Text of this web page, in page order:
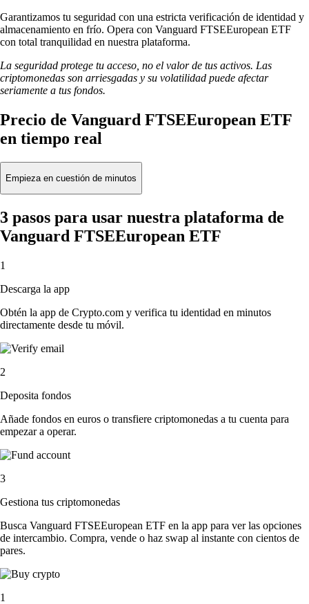
Garantizamos tu seguridad con una estricta verificación de identidad y
almacenamiento en frío. Opera con Vanguard FTSEEuropean ETF
con total tranquilidad en nuestra plataforma.
La seguridad protege tu acceso, no el valor de tus activos. Las
criptomonedas son arriesgadas y su volatilidad puede afectar
seriamente a tus fondos.
Precio de Vanguard FTSEEuropean ETF
en tiempo real
Empieza en cuestión de minutos
3 pasos para usar nuestra plataforma de
Vanguard FTSEEuropean ETF
1
Descarga la app
Obtén la app de Crypto.com y verifica tu identidad en minutos
directamente desde tu móvil.
2
Deposita fondos
Añade fondos en euros o transfiere criptomonedas a tu cuenta para
empezar a operar.
3
Gestiona tus criptomonedas
Busca Vanguard FTSEEuropean ETF en la app para ver las opciones
de intercambio. Compra, vende o haz swap al instante con cientos de
pares.
1